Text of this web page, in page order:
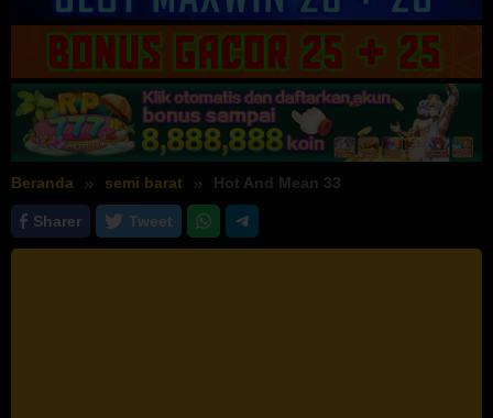
Beranda semi barat Hot And Mean 33
Sharer Tweet